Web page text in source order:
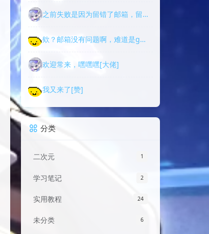
之前失败是因为留错了邮箱，留…
欸？邮箱没有问题啊，难道是g…
欢迎常来，嘿嘿嘿[大佬]
我又来了[赞]
分类
二次元 1
学习笔记 2
实用教程 24
未分类 6